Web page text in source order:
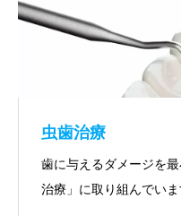
虫歯治療
歯に与えるダメージを
治療」に取り組んでいま